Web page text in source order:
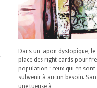
Dans un Japon dystopique,
place des right cards pour
population : ceux qui en sont
subvenir à aucun besoin.
une tueuse à …